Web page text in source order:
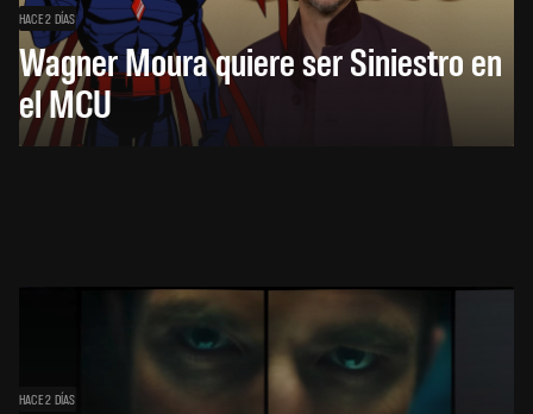
HACE 2 DÍAS
Wagner Moura quiere ser Siniestro en
el MCU
HACE 2 DÍAS